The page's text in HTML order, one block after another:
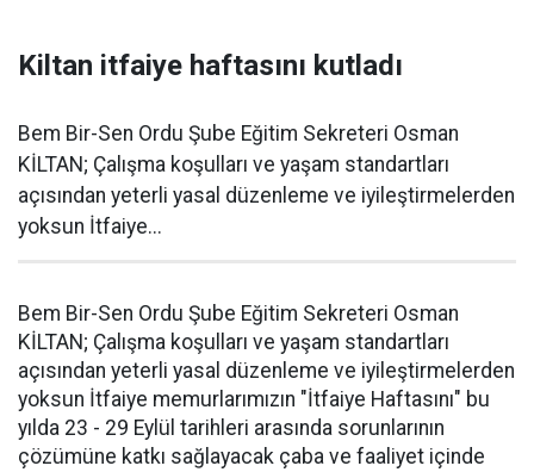
Kiltan itfaiye haftasını kutladı
Bem Bir-Sen Ordu Şube Eğitim Sekreteri Osman
KİLTAN; Çalışma koşulları ve yaşam standartları
açısından yeterli yasal düzenleme ve iyileştirmelerden
yoksun İtfaiye...
Bem Bir-Sen Ordu Şube Eğitim Sekreteri Osman
KİLTAN; Çalışma koşulları ve yaşam standartları
açısından yeterli yasal düzenleme ve iyileştirmelerden
yoksun İtfaiye memurlarımızın "İtfaiye Haftasını" bu
yılda 23 - 29 Eylül tarihleri arasında sorunlarının
çözümüne katkı sağlayacak çaba ve faaliyet içinde